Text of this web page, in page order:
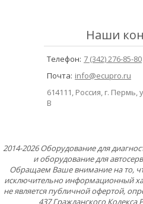
Наши
Телефон: 7 (342) 276-85-80
Почта: info@ecupro.ru
614111, Россия, г.
В
2014-2026 Оборудование для
и оборудование для
Обращаем Ваше внимание на то,
исключительно информационный
не является публичной офертой,
437 Гражданского Кодекса